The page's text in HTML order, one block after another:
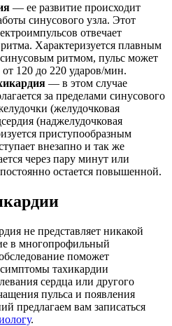
— ее развитие происходит
синусового узла. Этот
отвечает
ритма. Характеризуется плавным
ритмом, пульс может
от 120 до 220 ударов/мин.
— в этом случае
за пределами синусового
(желудочковая
(наджелудочковая
приступообразным
внезапно и так же
через пару минут или
остается повышенной.
не представляет никакой
в многопрофильный
поможет
тахикардии
сердца или другого
пульса и появления
предлагаем вам записаться
.